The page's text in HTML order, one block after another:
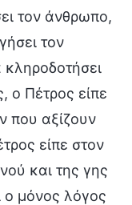
τον άνθρωπο,
τον
ο Πέτρος είπε
που αξίζουν
είπε στον
και της γης
ο μόνος λόγος